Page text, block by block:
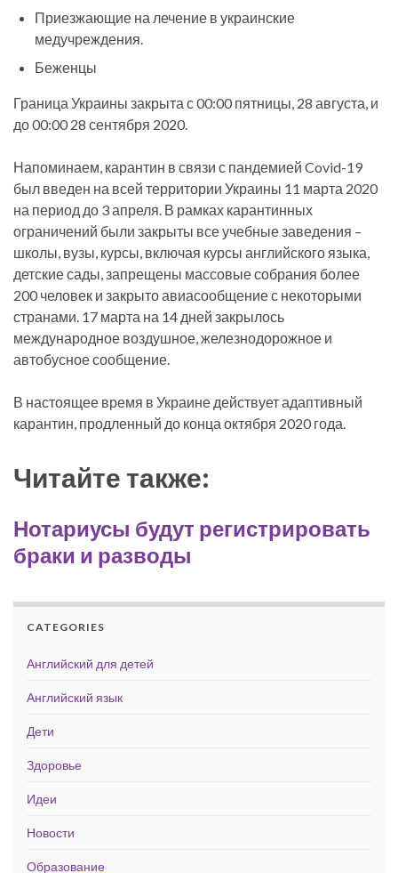
Приезжающие на лечение в украинские
медучреждения.
Беженцы
Граница Украины закрыта с 00:00 пятницы, 28 августа, и
до 00:00 28 сентября 2020.
Напоминаем, карантин в связи с пандемией Covid-19
был введен на всей территории Украины 11 марта 2020
на период до 3 апреля. В рамках карантинных
ограничений были закрыты все учебные заведения –
школы, вузы, курсы, включая курсы английского языка,
детские сады, запрещены массовые собрания более
200 человек и закрыто авиасообщение с некоторыми
странами. 17 марта на 14 дней закрылось
международное воздушное, железнодорожное и
автобусное сообщение.
В настоящее время в Украине действует адаптивный
карантин, продленный до конца октября 2020 года.
Читайте также:
Нотариусы будут регистрировать
браки и разводы
CATEGORIES
Английский для детей
Английский язык
Дети
Здоровье
Идеи
Новости
Образование